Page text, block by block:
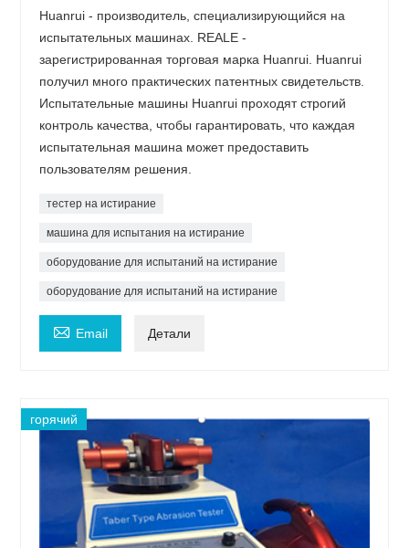
Huanrui - производитель, специализирующийся на
испытательных машинах. REALE -
зарегистрированная торговая марка Huanrui. Huanrui
получил много практических патентных свидетельств.
Испытательные машины Huanrui проходят строгий
контроль качества, чтобы гарантировать, что каждая
испытательная машина может предоставить
пользователям решения.
тестер на истирание
машина для испытания на истирание
оборудование для испытаний на истирание
оборудование для испытаний на истирание
 Email Детали
горячий